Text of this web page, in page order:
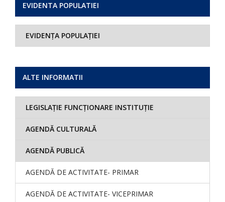
EVIDENTA POPULATIEI
EVIDENȚA POPULAȚIEI
ALTE INFORMATII
LEGISLAȚIE FUNCȚIONARE INSTITUȚIE
AGENDĂ CULTURALĂ
AGENDĂ PUBLICĂ
AGENDĂ DE ACTIVITATE- PRIMAR
AGENDĂ DE ACTIVITATE- VICEPRIMAR